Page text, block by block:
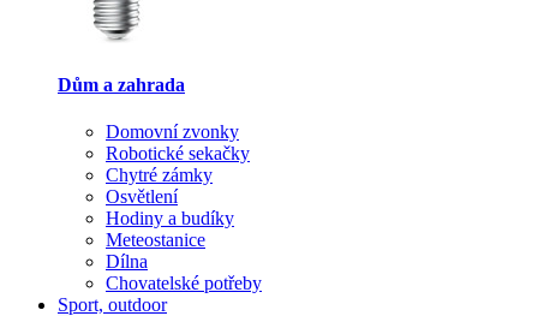
Dům a zahrada
Domovní zvonky
Robotické sekačky
Chytré zámky
Osvětlení
Hodiny a budíky
Meteostanice
Dílna
Chovatelské potřeby
Sport, outdoor